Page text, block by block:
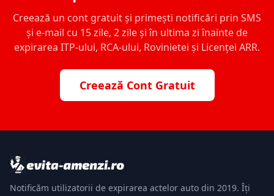
Creează un cont gratuit și primești notificări prin SMS
și e-mail cu 15 zile, 2 zile și în ultima zi înainte de
expirarea ITP-ului, RCA-ului, Rovinietei și Licenței ARR.
Creează Cont Gratuit
Notificăm utilizatorii de expirarea actelor auto din 2019. Îți